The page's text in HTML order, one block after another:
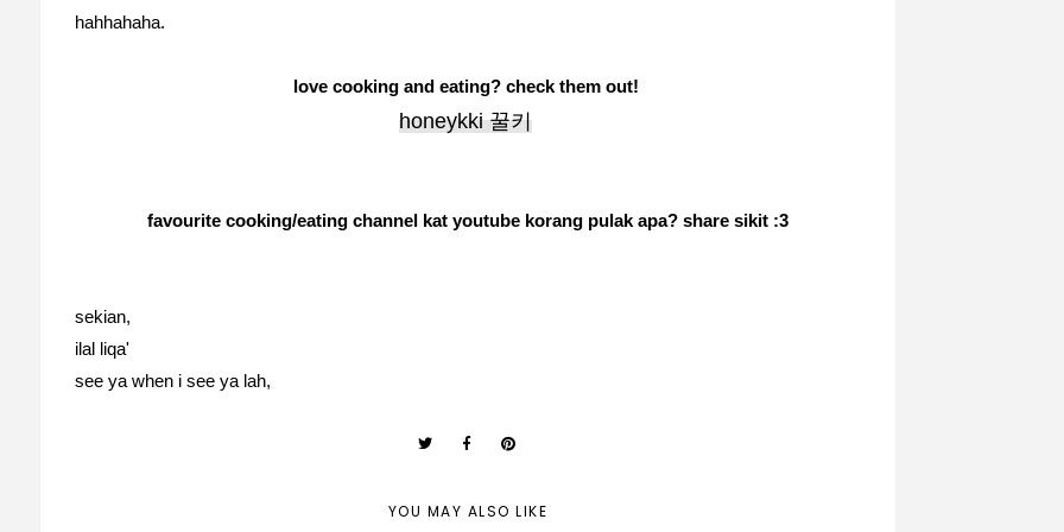
hahhahaha.
love cooking and eating? check them out!
honeykki 꿀키
favourite cooking/eating channel kat youtube korang pulak apa? share sikit :3
sekian,
ilal liqa'
see ya when i see ya lah,
YOU MAY ALSO LIKE